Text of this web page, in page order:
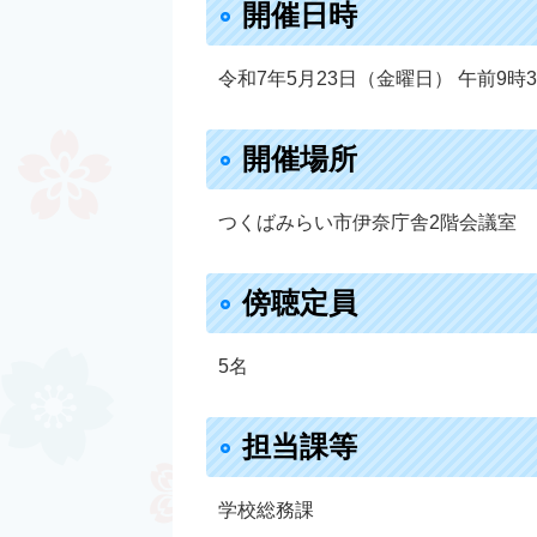
開催日時​
令和7年5月23日（金曜日） 午前9時
開催場所
つくばみらい市伊奈庁舎2階会議室
傍聴定員
5名
担当課等
学校総務課